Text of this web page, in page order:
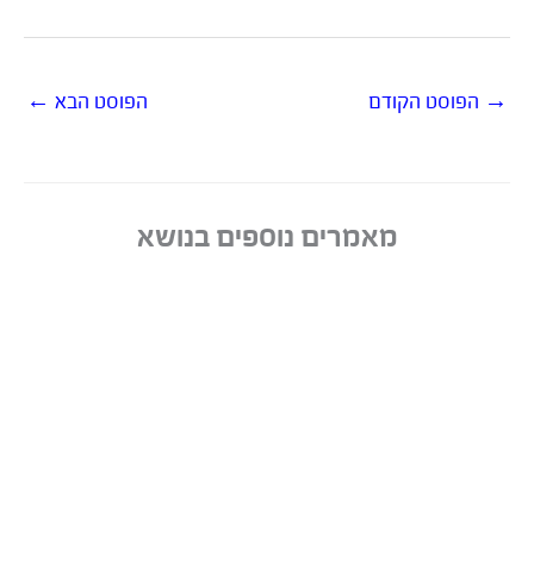
→ הפוסט הקודם הפוסט הבא ←
מאמרים נוספים בנושא